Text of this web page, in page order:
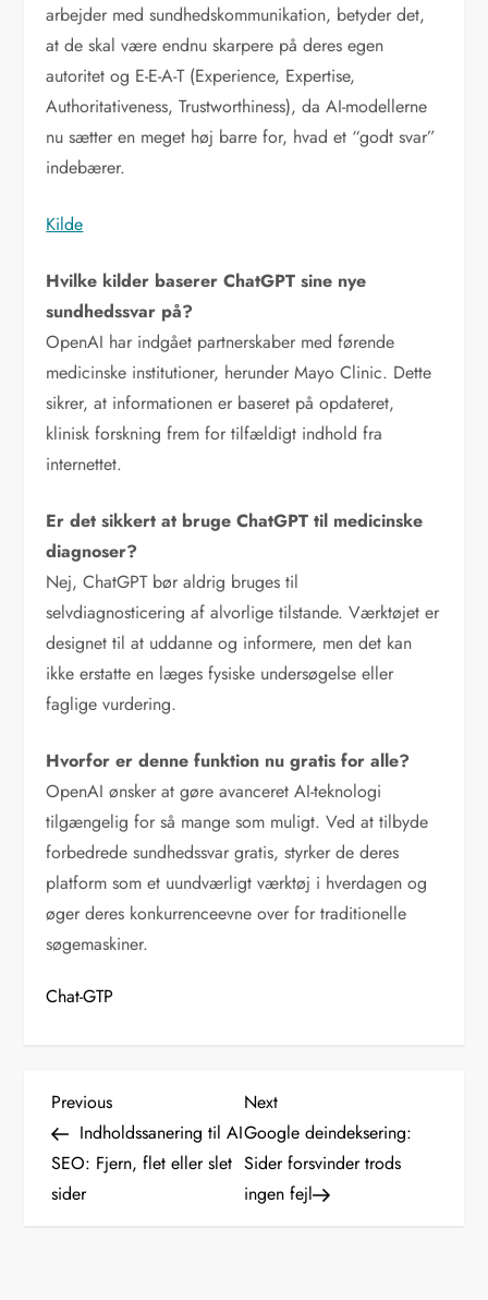
arbejder med sundhedskommunikation, betyder det,
at de skal være endnu skarpere på deres egen
autoritet og E-E-A-T (Experience, Expertise,
Authoritativeness, Trustworthiness), da AI-modellerne
nu sætter en meget høj barre for, hvad et “godt svar”
indebærer.
Kilde
Hvilke kilder baserer ChatGPT sine nye
sundhedssvar på?
OpenAI har indgået partnerskaber med førende
medicinske institutioner, herunder Mayo Clinic. Dette
sikrer, at informationen er baseret på opdateret,
klinisk forskning frem for tilfældigt indhold fra
internettet.
Er det sikkert at bruge ChatGPT til medicinske
diagnoser?
Nej, ChatGPT bør aldrig bruges til
selvdiagnosticering af alvorlige tilstande. Værktøjet er
designet til at uddanne og informere, men det kan
ikke erstatte en læges fysiske undersøgelse eller
faglige vurdering.
Hvorfor er denne funktion nu gratis for alle?
OpenAI ønsker at gøre avanceret AI-teknologi
tilgængelig for så mange som muligt. Ved at tilbyde
forbedrede sundhedssvar gratis, styrker de deres
platform som et uundværligt værktøj i hverdagen og
øger deres konkurrenceevne over for traditionelle
søgemaskiner.
Chat-GTP
I
n
d
Previous
Post
Previous
Indholdssanering til AI
SEO: Fjern, flet eller slet
sider
Next
Post
Next
Google deindeksering:
Sider forsvinder trods
ingen fejl